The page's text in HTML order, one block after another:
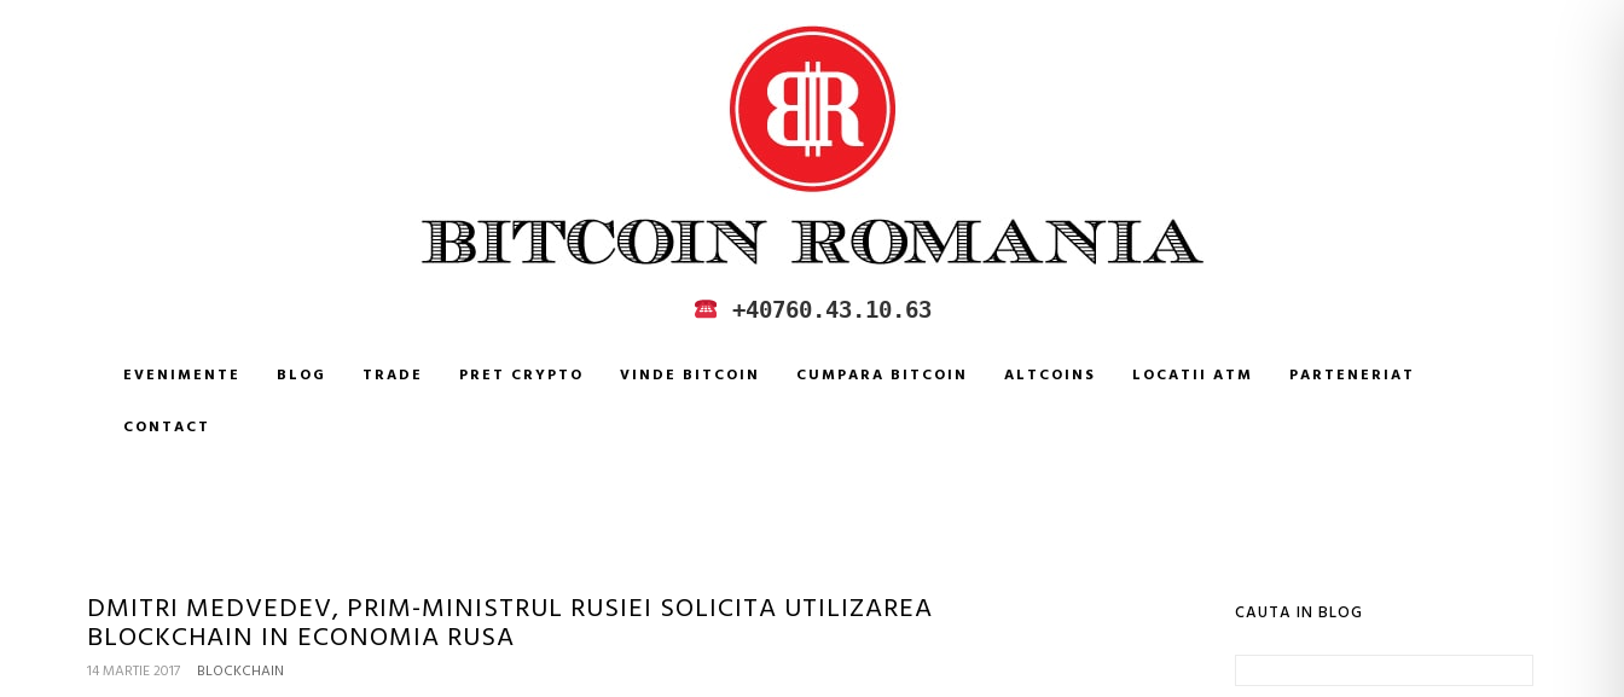
CUMPARA SI VINDE BITCOIN IN ROMANIA +40760.43.10.63
EVENIMENTE BLOG TRADE PRET CRYPTO VINDE BITCOIN CUMPARA BITCOIN ALTCOINS LOCATII ATM PARTENERIAT
CONTACT
DMITRI MEDVEDEV, PRIM-MINISTRUL RUSIEI SOLICITA UTILIZAREA
BLOCKCHAIN IN ECONOMIA RUSA
14 MARTIE 2017 BLOCKCHAIN
CAUTA IN BLOG